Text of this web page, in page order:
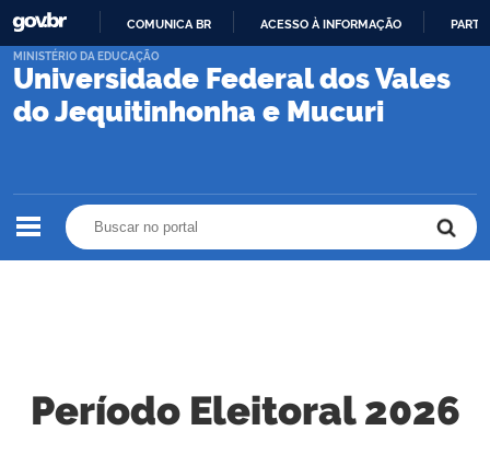
PARA
CONTEÚDO
COMUNICA BR ACESSO À INFORMAÇÃO
Universidade Federal dos Vales
do Jequitinhonha e Mucuri
MINISTÉRIO DA EDUCAÇÃO
Período Eleitoral 2026